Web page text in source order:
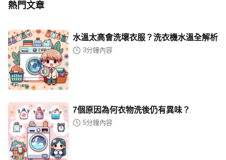
熱門文章
水溫太高會洗壞衣服？洗衣機水溫全解析
3分鐘內容
7個原因為何衣物洗後仍有異味？
5分鐘內容